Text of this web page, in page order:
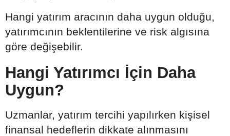
Hangi yatırım aracının daha uygun olduğu,
yatırımcının beklentilerine ve risk algısına
göre değişebilir.
Hangi Yatırımcı İçin Daha
Uygun?
Uzmanlar, yatırım tercihi yapılırken kişisel
finansal hedeflerin dikkate alınmasını